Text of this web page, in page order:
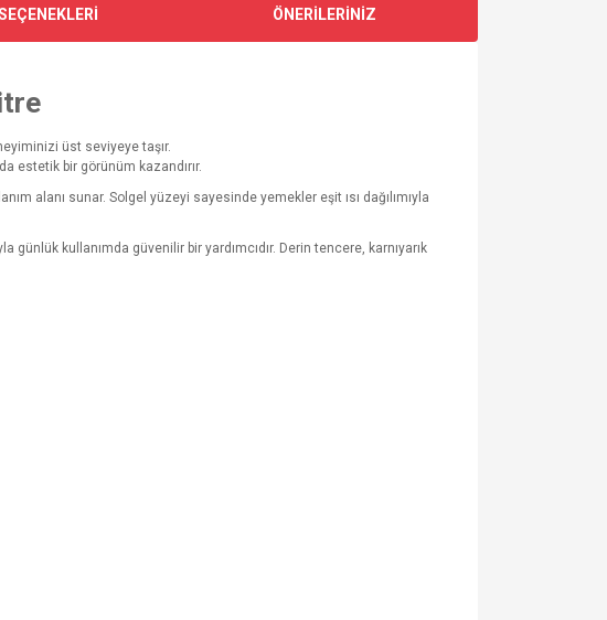
ÖNERİLERİNİZ
üst seviyeye taşır.
estetik bir görünüm kazandırır.
alanı sunar. Solgel yüzeyi sayesinde yemekler eşit ısı dağılımıyla
günlük kullanımda güvenilir bir yardımcıdır. Derin tencere, karnıyarık